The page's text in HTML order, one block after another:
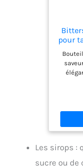
pour
:
Les sirops :
sucre ou